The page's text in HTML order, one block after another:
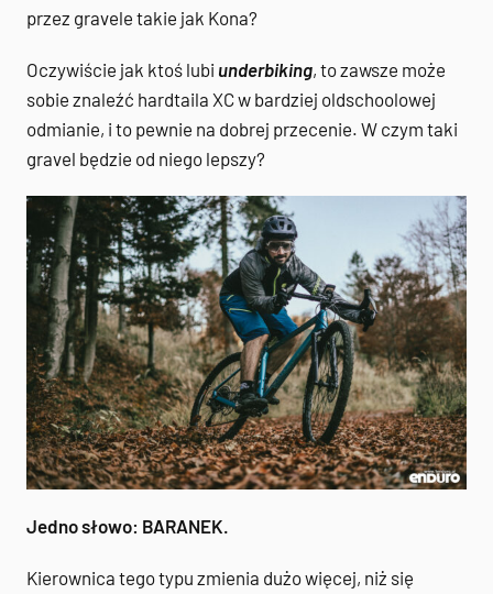
przez gravele takie jak Kona?
Oczywiście jak ktoś lubi underbiking, to zawsze może
sobie znaleźć hardtaila XC w bardziej oldschoolowej
odmianie, i to pewnie na dobrej przecenie. W czym taki
gravel będzie od niego lepszy?
Jedno słowo: BARANEK.
Kierownica tego typu zmienia dużo więcej, niż się